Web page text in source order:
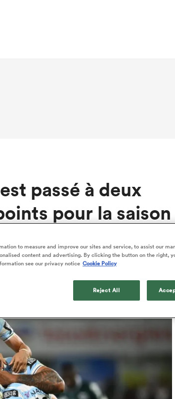
passé à deux
pour la saison
Published: 8 Juillet 2026 07:43 PDT
to measure and improve our sites and service, to assist our
content and advertising. By clicking the button on the right,
see our privacy notice Cookie Policy
Reject All